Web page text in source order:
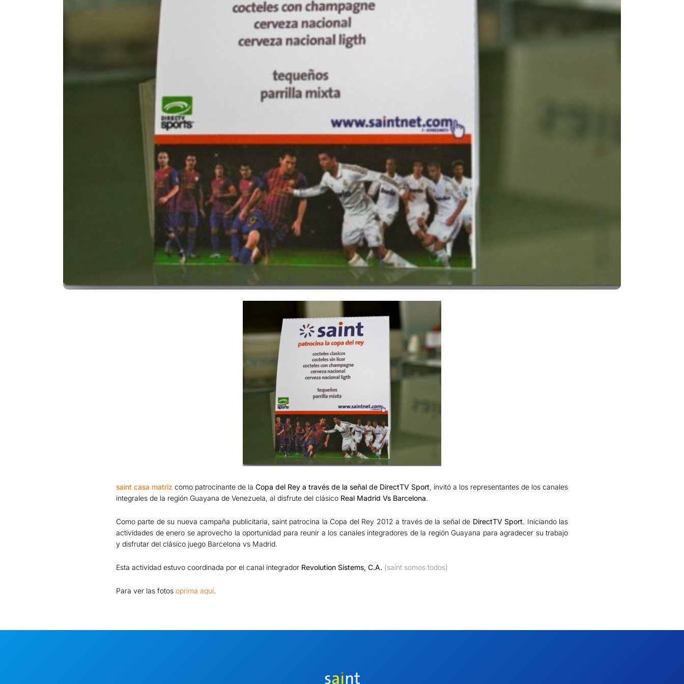
saint casa matriz como patrocinante de la Copa del Rey a través de la señal de DirectTV Sport, invitó a los representantes de los canales
integrales de la región Guayana de Venezuela, al disfrute del clásico Real Madrid Vs Barcelona.
Como parte de su nueva campaña publicitaria, saint patrocina la Copa del Rey 2012 a través de la señal de DirectTV Sport. Iniciando las
actividades de enero se aprovecho la oportunidad para reunir a los canales integradores de la región Guayana para agradecer su trabajo
y disfrutar del clásico juego Barcelona vs Madrid.
Esta actividad estuvo coordinada por el canal integrador Revolution Sistems, C.A. (saint somos todos)
Para ver las fotos oprima aquí.